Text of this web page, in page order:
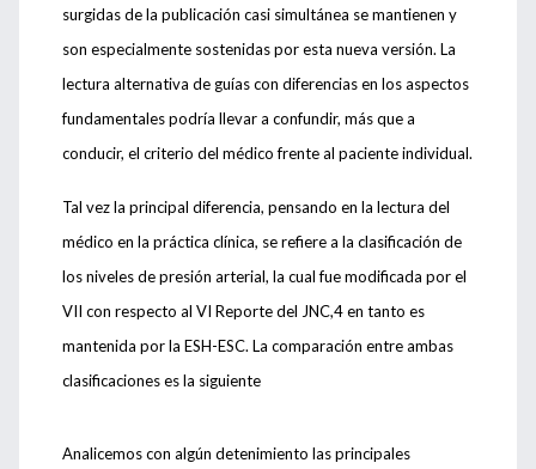
surgidas de la publicación casi simultánea se mantienen y
son especialmente sostenidas por esta nueva versión. La
lectura alternativa de guías con diferencias en los aspectos
fundamentales podría llevar a confundir, más que a
conducir, el criterio del médico frente al paciente individual.
Tal vez la principal diferencia, pensando en la lectura del
médico en la práctica clínica, se refiere a la clasificación de
los niveles de presión arterial, la cual fue modificada por el
VII con respecto al VI Reporte del JNC,4 en tanto es
mantenida por la ESH-ESC. La comparación entre ambas
clasificaciones es la siguiente
Analicemos con algún detenimiento las principales